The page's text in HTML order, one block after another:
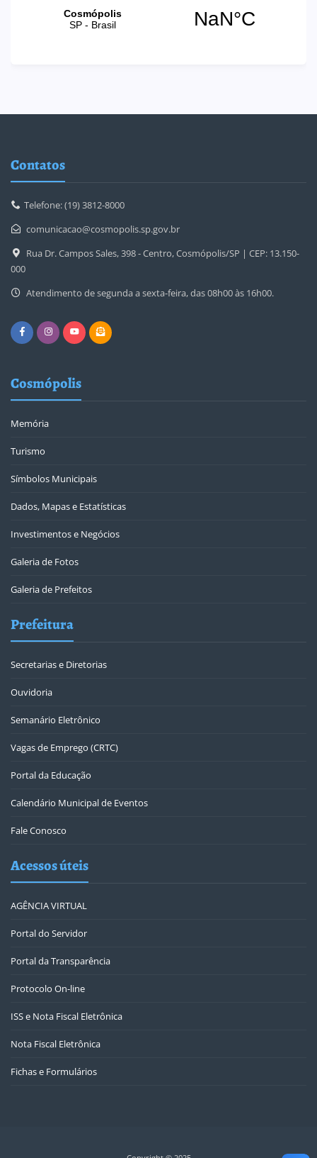
Contatos
Telefone: (19) 3812-8000
comunicacao@cosmopolis.sp.gov.br
Rua Dr. Campos Sales, 398 - Centro, Cosmópolis/SP | CEP: 13.150-
000
Atendimento de segunda a sexta-feira, das 08h00 às 16h00.
Cosmópolis
Memória
Turismo
Símbolos Municipais
Dados, Mapas e Estatísticas
Investimentos e Negócios
Galeria de Fotos
Galeria de Prefeitos
Prefeitura
Secretarias e Diretorias
Ouvidoria
Semanário Eletrônico
Vagas de Emprego (CRTC)
Portal da Educação
Calendário Municipal de Eventos
Fale Conosco
Acessos úteis
AGÊNCIA VIRTUAL
Portal do Servidor
Portal da Transparência
Protocolo On-line
ISS e Nota Fiscal Eletrônica
Nota Fiscal Eletrônica
Fichas e Formulários